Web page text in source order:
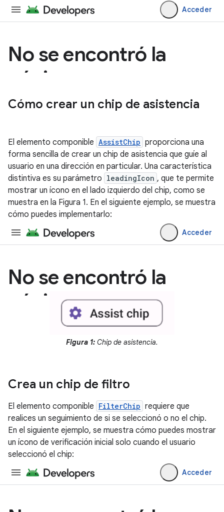
Cómo crear un chip de asistencia
El elemento componible AssistChip proporciona una
forma sencilla de crear un chip de asistencia que guíe al
usuario en una dirección en particular. Una característica
distintiva es su parámetro leadingIcon , que te permite
mostrar un ícono en el lado izquierdo del chip, como se
muestra en la Figura 1. En el siguiente ejemplo, se muestra
cómo puedes implementarlo:
Figura 1: Chip de asistencia.
Crea un chip de filtro
El elemento componible FilterChip requiere que
realices un seguimiento de si se seleccionó o no el chip.
En el siguiente ejemplo, se muestra cómo puedes mostrar
un ícono de verificación inicial solo cuando el usuario
seleccionó el chip: